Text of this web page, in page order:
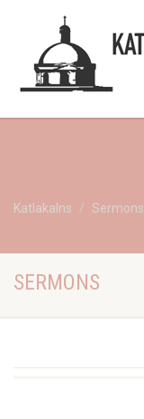
Katlakalns Sermons
SERMONS